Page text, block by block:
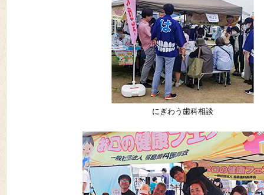
にぎわう歯科相談